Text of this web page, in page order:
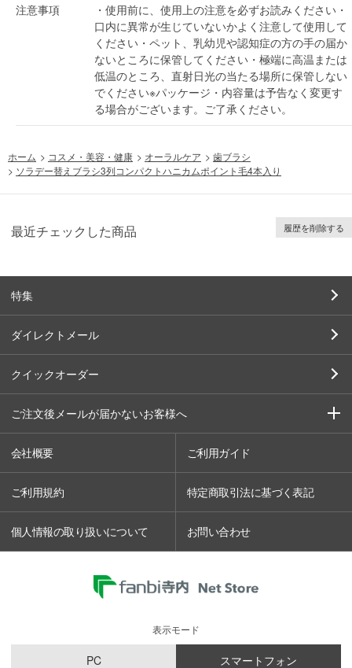
注意事項
・使用前に、使用上の注意を必ずお読みください・
口内に異常が生じていないかよく注意して使用して
ください・ペット、乳幼児や認知症の方の手の届か
ないところに保管してください・極端に高温または
低温のところ、直射日光の当たる場所に保管しない
でください※パッケージ・内容量は予告なく変更す
る場合がございます。ご了承ください。
ホーム > コスメ・美容・健康 > オーラルケア > 歯ブラシ
> ソラデー替えブラシ3列コンパクトハニカムポイント毛4本入り
最近チェックした商品 履歴を削除する
特集
ダイレクトメール
クイックオーダー
ご注文後メールが届かないお客様へ
会社概要 ご利用ガイド
ご利用規約 特定商取引法に基づく表記
個人情報の取り扱いについて お問い合わせ
表示モード
PC スマートフォン